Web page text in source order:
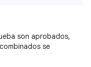
son aprobados,
se